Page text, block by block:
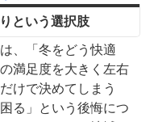
という選択肢
、「冬をどう快適
満足度を大きく左右
けで決めてしまう
る」という後悔につ